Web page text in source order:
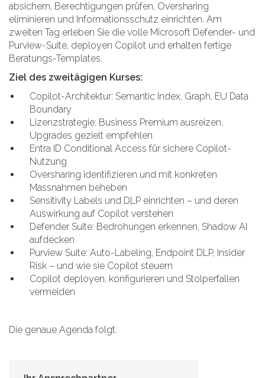
absichern, Berechtigungen prüfen, Oversharing
eliminieren und Informationsschutz einrichten. Am
zweiten Tag erleben Sie die volle Microsoft Defender- und
Purview-Suite, deployen Copilot und erhalten fertige
Beratungs-Templates.
Ziel des zweitägigen Kurses:
Copilot-Architektur: Semantic Index, Graph, EU Data
Boundary
Lizenzstrategie: Business Premium ausreizen,
Upgrades gezielt empfehlen
Entra ID Conditional Access für sichere Copilot-
Nutzung
Oversharing identifizieren und mit konkreten
Massnahmen beheben
Sensitivity Labels und DLP einrichten – und deren
Auswirkung auf Copilot verstehen
Defender Suite: Bedrohungen erkennen, Shadow AI
aufdecken
Purview Suite: Auto-Labeling, Endpoint DLP, Insider
Risk – und wie sie Copilot steuern
Copilot deployen, konfigurieren und Stolperfallen
vermeiden
Die genaue Agenda folgt.